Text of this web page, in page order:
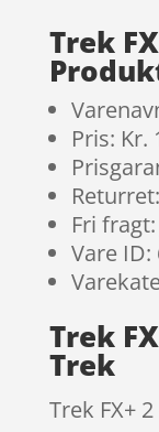
Trek
Pris: Kr.
Fri
Vare ID:
Trek
Trek
Trek FX+